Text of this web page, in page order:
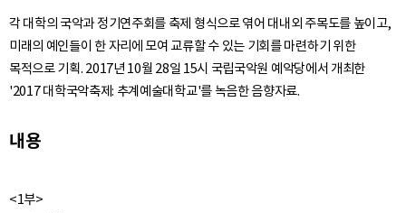
각 대학의 국악과 정기연주회를 축제 형식으로 엮어 대내외 주목도를 높이고,
미래의 예인들이 한 자리에 모여 교류할 수 있는 기회를 마련하기 위한
목적으로 기획. 2017년 10월 28일 15시 국립국악원 예악당에서 개최한
'2017 대학국악축제: 추계예술대학교'를 녹음한 음향자료.
내용
<1부>